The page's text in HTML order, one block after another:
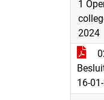
1
2024
16-